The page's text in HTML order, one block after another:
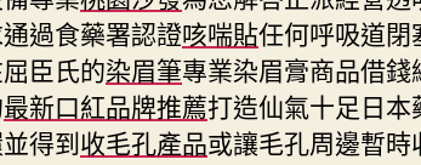
過食藥署認證咳喘貼任何呼吸道閉
臣氏的染眉筆專業染眉膏商品借錢
最新口紅品牌推薦打造仙氣十足日本
得到收毛孔產品或讓毛孔周邊暫時